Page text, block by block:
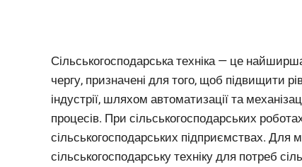
Сільськогосподарська техніка — це
чергу, призначені для того, щоб підвищити
індустрії, шляхом автоматизації та
процесів. При сільськогосподарських
сільськогосподарських підприємствах. Для
сільськогосподарську техніку для потреб